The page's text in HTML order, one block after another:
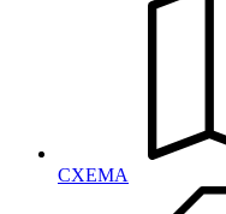
СХЕМА